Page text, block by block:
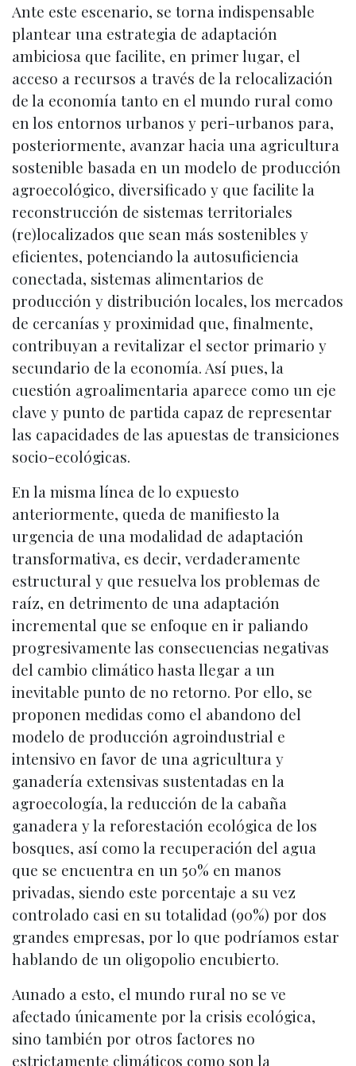
Ante este escenario, se torna indispensable
plantear una estrategia de adaptación
ambiciosa que facilite, en primer lugar, el
acceso a recursos a través de la relocalización
de la economía tanto en el mundo rural como
en los entornos urbanos y peri-urbanos para,
posteriormente, avanzar hacia una agricultura
sostenible basada en un modelo de producción
agroecológico, diversificado y que facilite la
reconstrucción de sistemas territoriales
(re)localizados que sean más sostenibles y
eficientes, potenciando la autosuficiencia
conectada, sistemas alimentarios de
producción y distribución locales, los mercados
de cercanías y proximidad que, finalmente,
contribuyan a revitalizar el sector primario y
secundario de la economía. Así pues, la
cuestión agroalimentaria aparece como un eje
clave y punto de partida capaz de representar
las capacidades de las apuestas de transiciones
socio-ecológicas.
En la misma línea de lo expuesto
anteriormente, queda de manifiesto la
urgencia de una modalidad de adaptación
transformativa, es decir, verdaderamente
estructural y que resuelva los problemas de
raíz, en detrimento de una adaptación
incremental que se enfoque en ir paliando
progresivamente las consecuencias negativas
del cambio climático hasta llegar a un
inevitable punto de no retorno. Por ello, se
proponen medidas como el abandono del
modelo de producción agroindustrial e
intensivo en favor de una agricultura y
ganadería extensivas sustentadas en la
agroecología, la reducción de la cabaña
ganadera y la reforestación ecológica de los
bosques, así como la recuperación del agua
que se encuentra en un 50% en manos
privadas, siendo este porcentaje a su vez
controlado casi en su totalidad (90%) por dos
grandes empresas, por lo que podríamos estar
hablando de un oligopolio encubierto.
Aunado a esto, el mundo rural no se ve
afectado únicamente por la crisis ecológica,
sino también por otros factores no
estrictamente climáticos como son la